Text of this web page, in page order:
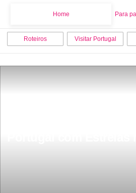
Home Para
Roteiros Visitar Portugal